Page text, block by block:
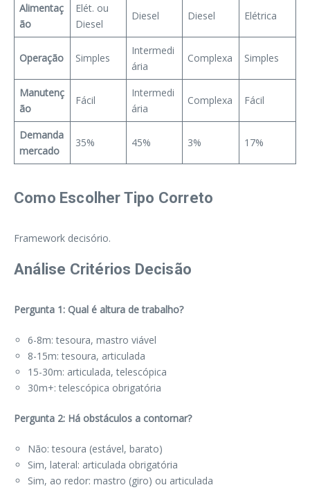
Alimentaç
ão
Elét. ou
Diesel
Diesel Diesel Elétrica
Operação Simples
Intermedi
ária
Complexa Simples
Manutenç
ão
Fácil
Intermedi
ária
Complexa Fácil
Demanda
mercado
35% 45% 3% 17%
Como Escolher Tipo Correto
Framework decisório.
Análise Critérios Decisão
Pergunta 1: Qual é altura de trabalho?
6-8m: tesoura, mastro viável
8-15m: tesoura, articulada
15-30m: articulada, telescópica
30m+: telescópica obrigatória
Pergunta 2: Há obstáculos a contornar?
Não: tesoura (estável, barato)
Sim, lateral: articulada obrigatória
Sim, ao redor: mastro (giro) ou articulada